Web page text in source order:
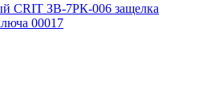
CRIT ЗВ-7РК-006 защелка
00017